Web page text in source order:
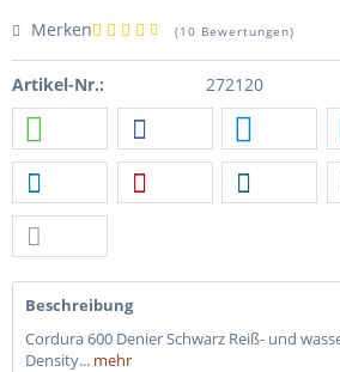
Merken (10 Bewertungen)
Artikel-Nr.: 272120
Beschreibung
Cordura 600 Denier Schwarz Reiß- und
Density... mehr